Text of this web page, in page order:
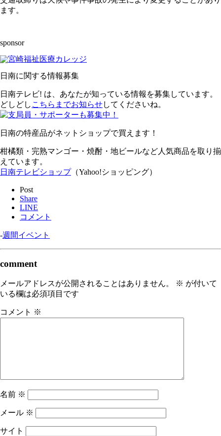
ます。
sponsor
日南に関する情報募集
日南テレビ! は、あなたが知っている情報を募集しています。
どしどし こちらまでお知らせしてくださいね。
日南の特産品がネットショップで買えます！
柑橘類・完熟マンゴー・焼酎・地ビールなど人気商品を取り揃
えています。
日南テレビショップ（Yahoo!ショッピング）
Post
Share
LINE
コメント
-週間イベント
comment
メールアドレスが公開されることはありません。 ※ が付いて
いる欄は必須項目です
コメント ※
名前 ※
メール ※
サイト